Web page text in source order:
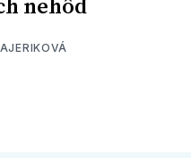
nehôd